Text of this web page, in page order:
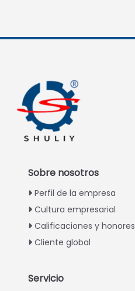
Sobre nosotros
Perfil de la empresa
Cultura empresarial
Calificaciones y honores
Cliente global
Servicio